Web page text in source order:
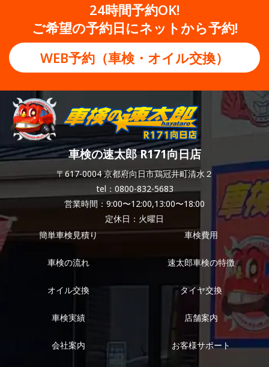
24時間予約OK!
ご希望の予約日にネットから予約!
WEB予約（車検・オイル交換）
車検の速太郎 R171向日店
〒617-0004 京都府向日市鶏冠井町清水２
tel：0800-832-5683
営業時間：9:00〜12:00,13:00〜18:00
定休日：火曜日
簡単車検見積り
車検費用
車検の流れ 速太郎車検の特徴
オイル交換 タイヤ交換
車検実績 店舗案内
会社案内 お客様サポート